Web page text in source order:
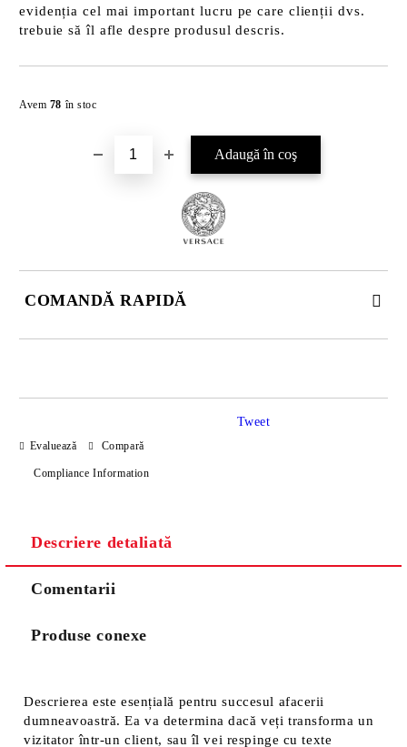
evidenția cel mai important lucru pe care clienții dvs.
trebuie să îl afle despre produsul descris.
Avem 78 în stoc
COMANDĂ RAPIDĂ
Sunt de acord cu
Noi vă vom contacta pentru finalizarea comenzii.
Evaluează Compară
Compliance Information
Tweet
Descriere detaliată
Comentarii
Produse conexe
Descrierea este esențială pentru succesul afacerii
dumneavoastră. Ea va determina dacă veți transforma un
vizitator într-un client, sau îl vei respinge cu texte